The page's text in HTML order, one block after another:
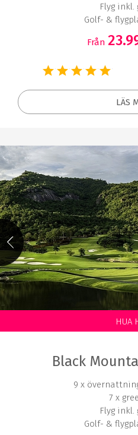
Flyg inkl.
Golf- &
Från
LÄS
HUA
Black
9 x
7 x
Flyg inkl.
Golf- &